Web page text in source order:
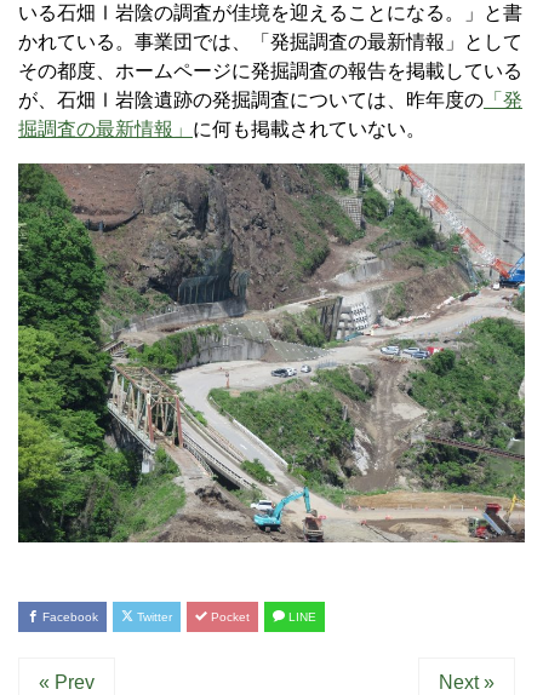
いる石畑Ⅰ岩陰の調査が佳境を迎えることになる。」と書
かれている。事業団では、「発掘調査の最新情報」として
その都度、ホームページに発掘調査の報告を掲載している
が、石畑Ⅰ岩陰遺跡の発掘調査については、昨年度の 「発
掘調査の最新情報」 に何も掲載されていない。
Facebook Twitter Pocket LINE
« Prev Next »